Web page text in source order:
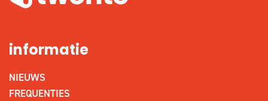
informatie
NIEUWS
FREQUENTIES